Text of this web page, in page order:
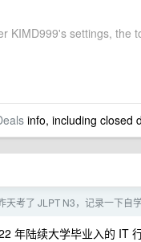
KIMD999's settings, the
info, including closed
天考了 JLPT N3，记录一下自
年陆续大学毕业入的 IT